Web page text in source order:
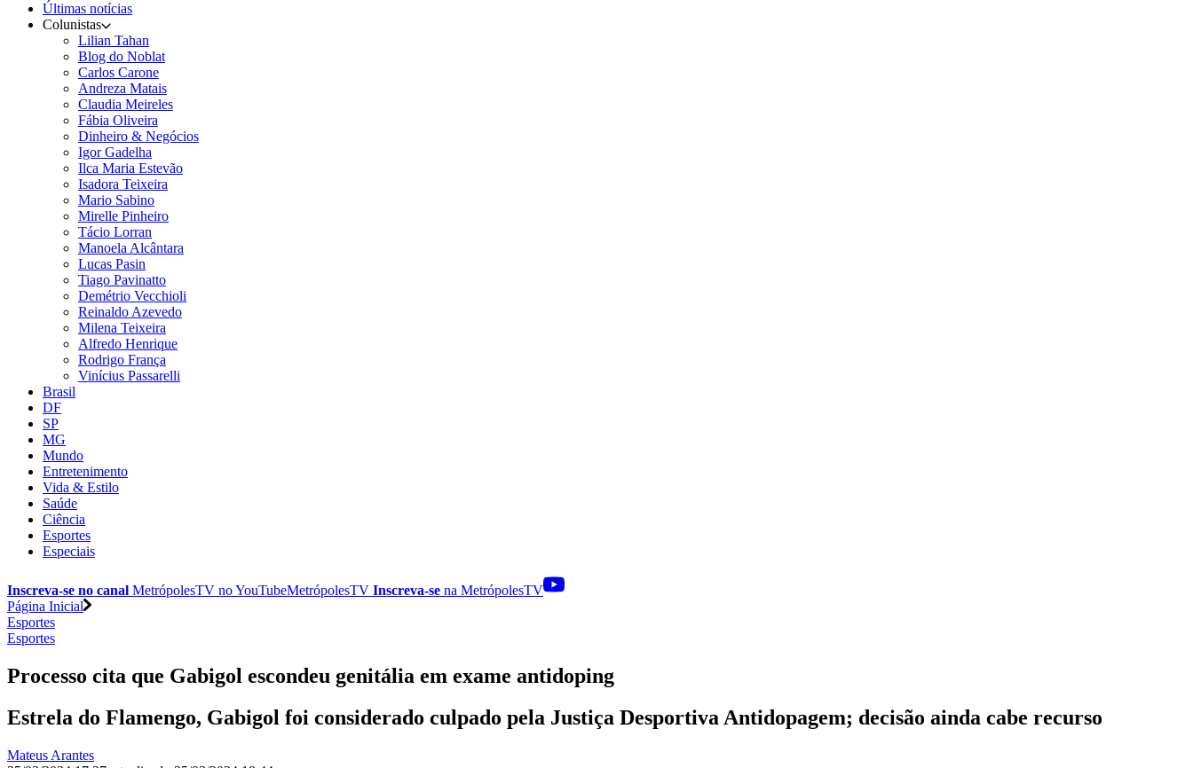
Últimas notícias
Colunistas
Lilian Tahan
Blog do Noblat
Carlos Carone
Andreza Matais
Claudia Meireles
Fábia Oliveira
Dinheiro & Negócios
Igor Gadelha
Ilca Maria Estevão
Isadora Teixeira
Mario Sabino
Mirelle Pinheiro
Tácio Lorran
Manoela Alcântara
Lucas Pasin
Tiago Pavinatto
Demétrio Vecchioli
Reinaldo Azevedo
Milena Teixeira
Alfredo Henrique
Rodrigo França
Vinícius Passarelli
Brasil
DF
SP
MG
Mundo
Entretenimento
Vida & Estilo
Saúde
Ciência
Esportes
Especiais
Inscreva-se no canal MetrópolesTV noYouTubeMetrópolesTV Inscreva-se na MetrópolesTV
Página Inicial
Esportes
Esportes
Processo cita que Gabigol escondeu genitália em exame antidoping
Estrela do Flamengo, Gabigol foi considerado culpado pela Justiça Desportiva Antidopagem; decisão ainda cabe recurso
Mateus Arantes